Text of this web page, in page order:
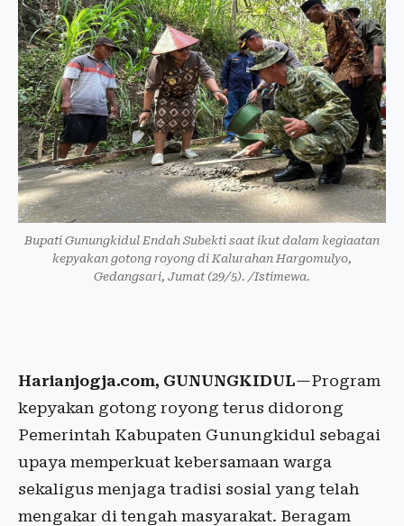
Bupati Gunungkidul Endah Subekti saat ikut dalam kegiaatan
kepyakan gotong royong di Kalurahan Hargomulyo,
Gedangsari, Jumat (29/5). /Istimewa.
Harianjogja.com, GUNUNGKIDUL—Program
kepyakan gotong royong terus didorong
Pemerintah Kabupaten Gunungkidul sebagai
upaya memperkuat kebersamaan warga
sekaligus menjaga tradisi sosial yang telah
mengakar di tengah masyarakat. Beragam